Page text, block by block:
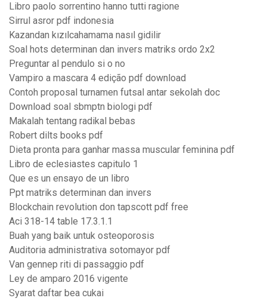
Libro paolo sorrentino hanno tutti ragione
Sirrul asror pdf indonesia
Kazandan kızılcahamama nasıl gidilir
Soal hots determinan dan invers matriks ordo 2x2
Preguntar al pendulo si o no
Vampiro a mascara 4 edição pdf download
Contoh proposal turnamen futsal antar sekolah doc
Download soal sbmptn biologi pdf
Makalah tentang radikal bebas
Robert dilts books pdf
Dieta pronta para ganhar massa muscular feminina pdf
Libro de eclesiastes capitulo 1
Que es un ensayo de un libro
Ppt matriks determinan dan invers
Blockchain revolution don tapscott pdf free
Aci 318-14 table 17.3.1.1
Buah yang baik untuk osteoporosis
Auditoria administrativa sotomayor pdf
Van gennep riti di passaggio pdf
Ley de amparo 2016 vigente
Syarat daftar bea cukai